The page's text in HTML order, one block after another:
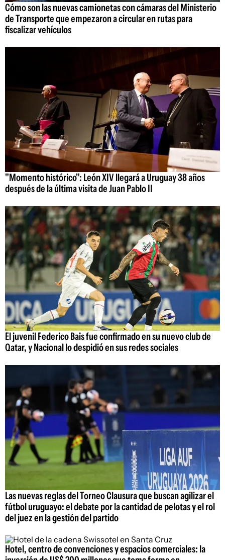
Cómo son las nuevas camionetas con cámaras del Ministerio
de Transporte que empezaron a circular en rutas para
fiscalizar vehículos
"Momento histórico": León XIV llegará a Uruguay 38 años
después de la última visita de Juan Pablo II
El juvenil Federico Bais fue confirmado en su nuevo club de
Qatar, y Nacional lo despidió en sus redes sociales
Las nuevas reglas del Torneo Clausura que buscan agilizar el
fútbol uruguayo: el debate por la cantidad de pelotas y el rol
del juez en la gestión del partido
Hotel, centro de convenciones y espacios comerciales: la